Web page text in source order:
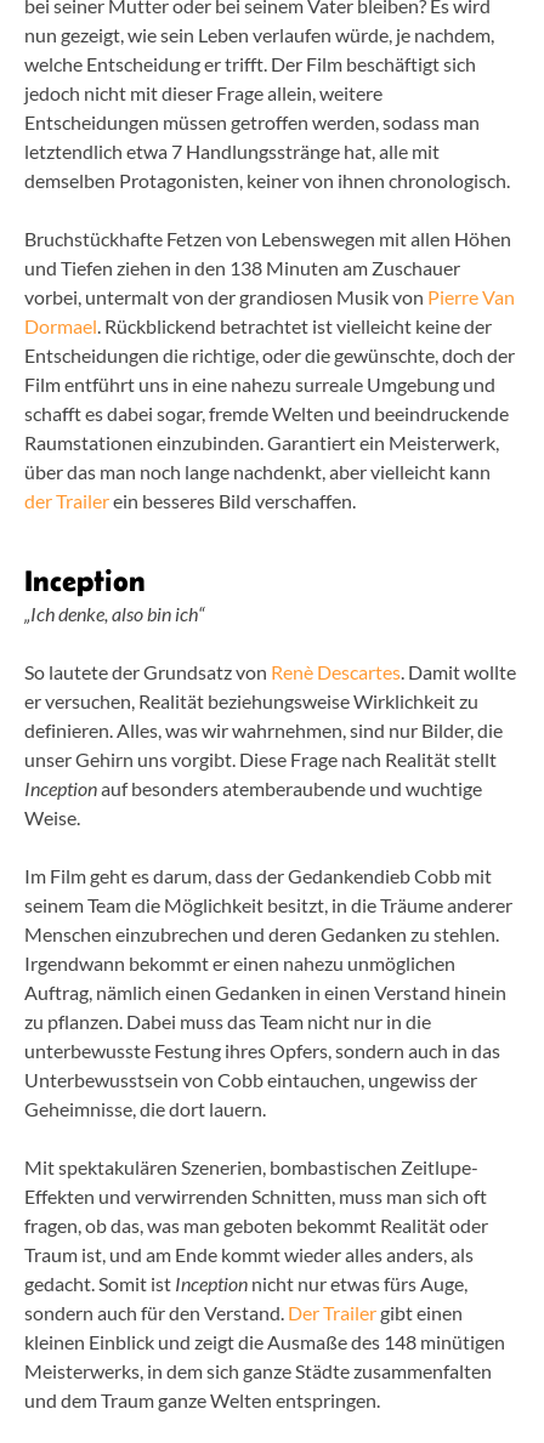
bei seiner Mutter oder bei seinem Vater bleiben? Es wird
nun gezeigt, wie sein Leben verlaufen würde, je nachdem,
welche Entscheidung er trifft. Der Film beschäftigt sich
jedoch nicht mit dieser Frage allein, weitere
Entscheidungen müssen getroffen werden, sodass man
letztendlich etwa 7 Handlungsstränge hat, alle mit
demselben Protagonisten, keiner von ihnen chronologisch.
Bruchstückhafte Fetzen von Lebenswegen mit allen Höhen
und Tiefen ziehen in den 138 Minuten am Zuschauer
vorbei, untermalt von der grandiosen Musik von Pierre Van
Dormael. Rückblickend betrachtet ist vielleicht keine der
Entscheidungen die richtige, oder die gewünschte, doch der
Film entführt uns in eine nahezu surreale Umgebung und
schafft es dabei sogar, fremde Welten und beeindruckende
Raumstationen einzubinden. Garantiert ein Meisterwerk,
über das man noch lange nachdenkt, aber vielleicht kann
der Trailerein besseres Bild verschaffen.
Inception
„Ich denke, also bin ich“
So lautete der Grundsatz von Renè Descartes. Damit wollte
er versuchen, Realität beziehungsweise Wirklichkeit zu
definieren. Alles, was wir wahrnehmen, sind nur Bilder, die
unser Gehirn uns vorgibt. Diese Frage nach Realität stellt
Inceptionauf besonders atemberaubende und wuchtige
Weise.
Im Film geht es darum, dass der Gedankendieb Cobb mit
seinem Team die Möglichkeit besitzt, in die Träume anderer
Menschen einzubrechen und deren Gedanken zu stehlen.
Irgendwann bekommt er einen nahezu unmöglichen
Auftrag, nämlich einen Gedanken in einen Verstand hinein
zu pflanzen. Dabei muss das Team nicht nur in die
unterbewusste Festung ihres Opfers, sondern auch in das
Unterbewusstsein von Cobb eintauchen, ungewiss der
Geheimnisse, die dort lauern.
Mit spektakulären Szenerien, bombastischen Zeitlupe-
Effekten und verwirrenden Schnitten, muss man sich oft
fragen, ob das, was man geboten bekommt Realität oder
Traum ist, und am Ende kommt wieder alles anders, als
gedacht. Somit ist Inception nicht nur etwas fürs Auge,
sondern auch für den Verstand. Der Trailergibt einen
kleinen Einblick und zeigt die Ausmaße des 148 minütigen
Meisterwerks, in dem sich ganze Städte zusammenfalten
und dem Traum ganze Welten entspringen.